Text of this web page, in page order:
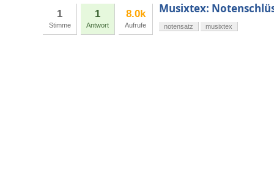
1
Stimme
1
Antwort
8.0k
Aufrufe
Musixtex:
notensatz musixtex